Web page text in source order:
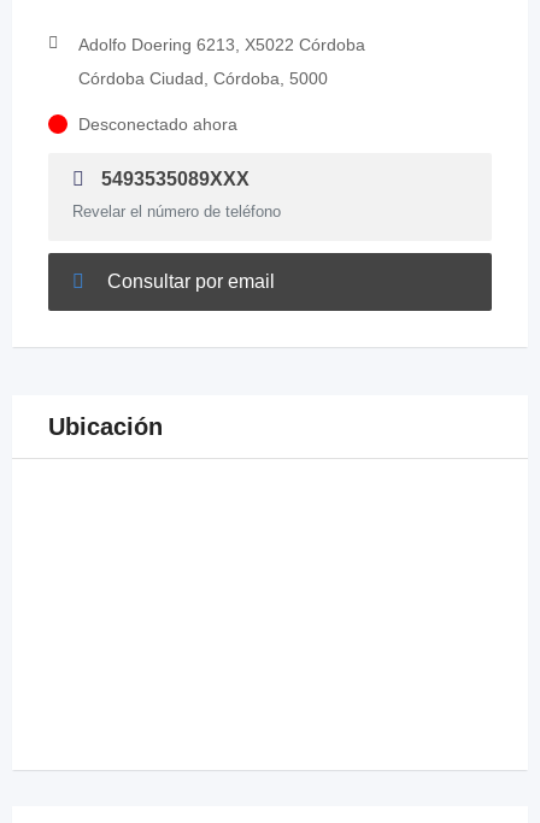
Adolfo Doering 6213, X5022 Córdoba
Córdoba Ciudad, Córdoba, 5000
Desconectado ahora
5493535089XXX
Revelar el número de teléfono
Consultar por email
Ubicación